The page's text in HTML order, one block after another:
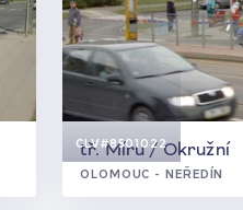
CLV#8501022
tř. Míru / Okružní
OLOMOUC - NEŘEDÍN